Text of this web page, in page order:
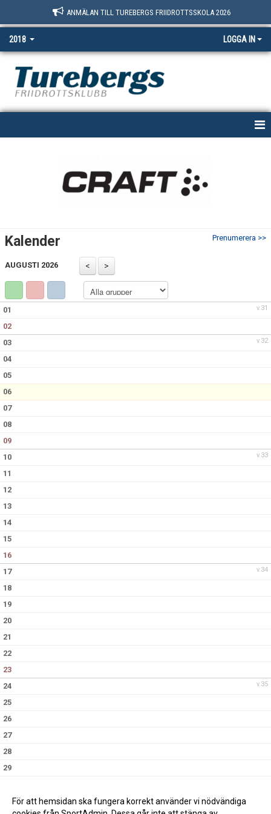
ANMÄLAN TILL TUREBERGS FRIIDROTTSSKOLA 2026
2018 LOGGA IN
Prenumerera >>
Kalender
AUGUSTI 2026
v.31
01
02
v.32
03
04
05
06
07
08
09
v.33
10
11
12
13
14
15
16
v.34
17
18
19
20
21
22
23
v.35
24
25
26
27
28
29
För att hemsidan ska fungera korrekt använder vi nödvändiga